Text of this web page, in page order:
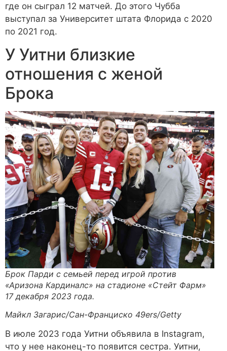
где он сыграл 12 матчей. До этого Чубба
выступал за Университет штата Флорида с 2020
по 2021 год.
У Уитни близкие
отношения с женой
Брока
Брок Парди с семьей перед игрой против
«Аризона Кардиналс» на стадионе «Стейт Фарм»
17 декабря 2023 года.
Майкл Загарис/Сан-Франциско 49ers/Getty
В июле 2023 года Уитни объявила в Instagram,
что у нее наконец-то появится сестра. Уитни,